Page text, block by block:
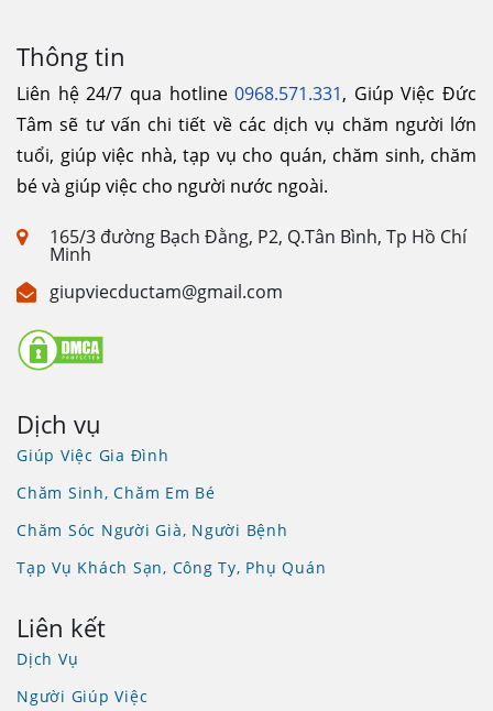
Thông tin
Liên hệ 24/7 qua hotline0968.571.331, Giúp Việc Đức
Tâm sẽ tư vấn chi tiết về các dịch vụ chăm người lớn
tuổi, giúp việc nhà, tạp vụ cho quán, chăm sinh, chăm
bé và giúp việc cho người nước ngoài.
165/3 đường Bạch Đằng, P2, Q.Tân Bình, Tp Hồ Chí
Minh
giupviecductam@gmail.com
Dịch vụ
Giúp Việc Gia Đình
Chăm Sinh, Chăm Em Bé
Chăm Sóc Người Già, Người Bệnh
Tạp Vụ Khách Sạn, Công Ty, Phụ Quán
Liên kết
Dịch Vụ
Người Giúp Việc